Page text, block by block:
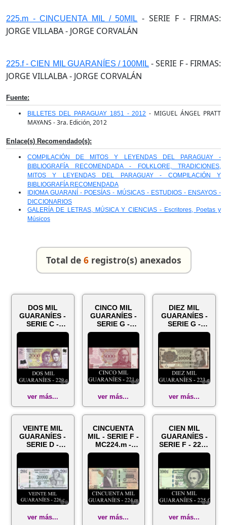
225.m - CINCUENTA MIL / 50MIL - SERIE F - FIRMAS:
JORGE VILLABA - JORGE CORVALÁN
225.f - CIEN MIL GUARANÍES / 100MIL - SERIE F - FIRMAS:
JORGE VILLALBA - JORGE CORVALÁN
Fuente:
BILLETES DEL PARAGUAY 1851 - 2012 - MIGUEL ÁNGEL PRATT
MAYANS - 3ra. Edición, 2012
Enlace(s) Recomendado(s):
COMPILACIÓN DE MITOS Y LEYENDAS DEL PARAGUAY -
BIBLIOGRAFÍA RECOMENDADA - FOLKLORE, TRADICIONES,
MITOS Y LEYENDAS DEL PARAGUAY - COMPILACIÓN Y
BIBLIOGRAFÍA RECOMENDADA
IDIOMA GUARANÍ - POESÍAS - MÚSICAS - ESTUDIOS - ENSAYOS -
DICCIONARIOS
GALERÍA DE LETRAS, MÚSICA Y CIENCIAS - Escritores, Poetas y
Músicos
Total de 6 registro(s) anexados
DOS MIL
GUARANÍES -
SERIE C -
229.c -
JORGE
VILLALBA -
JO...
ver más...
CINCO MIL
GUARANÍES -
SERIE G -
221.o -
JORGE
VILLALBA - ...
ver más...
DIEZ MIL
GUARANÍES -
SERIE G -
223.q -
JORGE
VILLALBA -
J...
ver más...
VEINTE MIL
GUARANÍES -
SERIE D -
226.c -
JORGE
VILLALBA -...
ver más...
CINCUENTA
MIL - SERIE F -
MC224.m -
FIRMAS:
VILLABA -
JORGE...
ver más...
CIEN MIL
GUARANÍES -
SERIE F - 225.f
- FIRMA:
VILLALBA -
JO...
ver más...